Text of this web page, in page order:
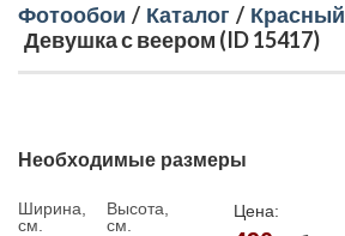
Фотообои / Каталог / Красный
Девушка с веером (ID 15417)
Необходимые размеры
Ширина,
см.
Высота,
см.
Цена: